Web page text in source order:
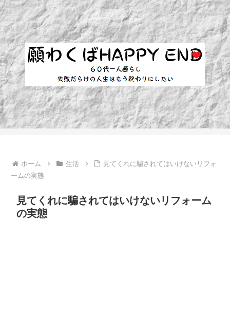
ホーム 生活
見てくれに騙されてはいけないリフォ
ームの実態
見てくれに騙されてはいけないリフォーム
の実態